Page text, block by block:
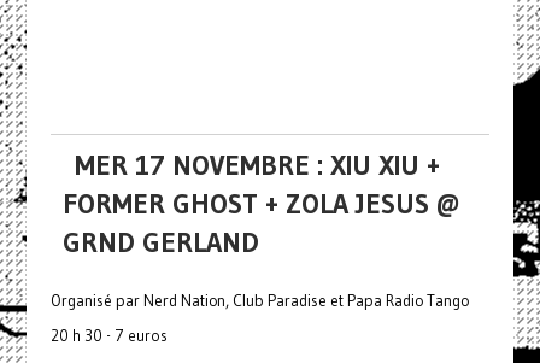
MER 17 NOVEMBRE : XIU XIU +
FORMER GHOST + ZOLA JESUS @
GRND GERLAND
Organisé par Nerd Nation, Club Paradise et Papa Radio Tango
20 h 30 - 7 euros